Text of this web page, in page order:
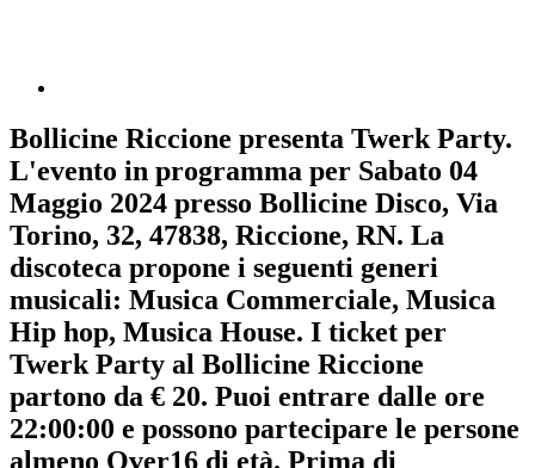
Bollicine Riccione presenta Twerk Party.
L'evento in programma per Sabato 04
Maggio 2024 presso Bollicine Disco, Via
Torino, 32, 47838, Riccione, RN. La
discoteca propone i seguenti generi
musicali: Musica Commerciale, Musica
Hip hop, Musica House. I ticket per
Twerk Party al Bollicine Riccione
partono da € 20. Puoi entrare dalle ore
22:00:00 e possono partecipare le persone
almeno Over16 di età. Prima di